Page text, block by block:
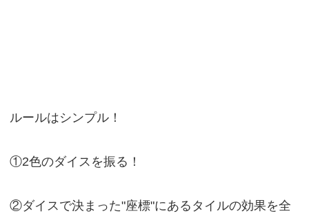
ルールはシンプル！
①2色のダイスを振る！
②ダイスで決まった"座標"にあるタイルの効果を全